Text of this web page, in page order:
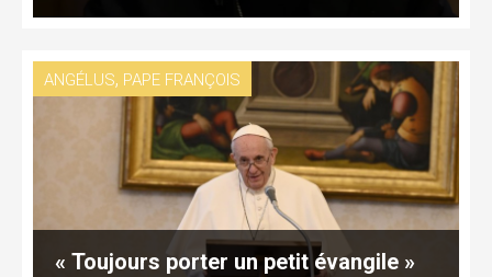
ANGÉLUS, PAPE FRANÇOIS
« Toujours porter un petit évangile »